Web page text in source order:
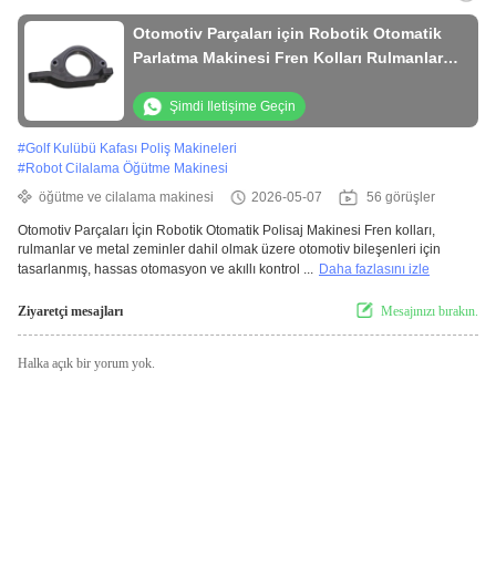
Otomotiv Parçaları için Robotik Otomatik
Parlatma Makinesi Fren Kolları Rulmanlar
Şimdi Iletişime Geçin
#Golf Kulübü Kafası Poliş Makineleri
#Robot Cilalama Öğütme Makinesi
öğütme ve cilalama makinesi
2026-05-07 56 görüşler
Otomotiv Parçaları İçin Robotik Otomatik Polisaj Makinesi Fren kolları,
rulmanlar ve metal zeminler dahil olmak üzere otomotiv bileşenleri için
tasarlanmış, hassas otomasyon ve akıllı kontrol ... Daha fazlasını izle
Ziyaretçi mesajları Mesajınızı bırakın.
Halka açık bir yorum yok.